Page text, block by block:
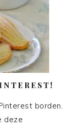
borden.
deze